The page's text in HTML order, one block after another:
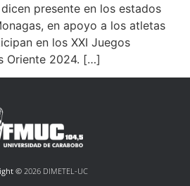
presente en los estados
en apoyo a los atletas
en los XXI Juegos
Oriente 2024. […]
©2026 DIMETEL-UC